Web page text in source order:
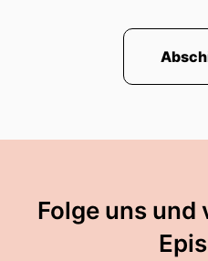
Folge uns und